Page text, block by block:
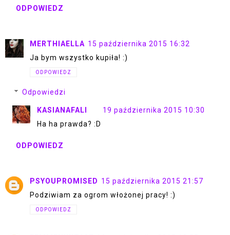
ODPOWIEDZ
MERTHIAELLA 15 października 2015 16:32
Ja bym wszystko kupiła! :)
ODPOWIEDZ
Odpowiedzi
KASIANAFALI
19 października 2015 10:30
Ha ha prawda? :D
ODPOWIEDZ
PSYOUPROMISED 15 października 2015 21:57
Podziwiam za ogrom włożonej pracy! :)
ODPOWIEDZ